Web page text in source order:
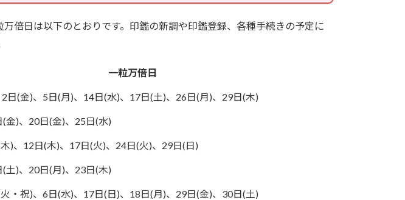
倍日は以下のとおりです。印鑑の新調や印鑑登録、各種手続きの予定に
一粒万倍日
日(金)、5日(月)、14日(水)、17日(土)、26日(月)、29日(木)
金)、20日(金)、25日(水)
)、12日(木)、17日(火)、24日(火)、29日(日)
土)、20日(月)、23日(木)
・祝)、6日(水)、17日(日)、18日(月)、29日(金)、30日(土)